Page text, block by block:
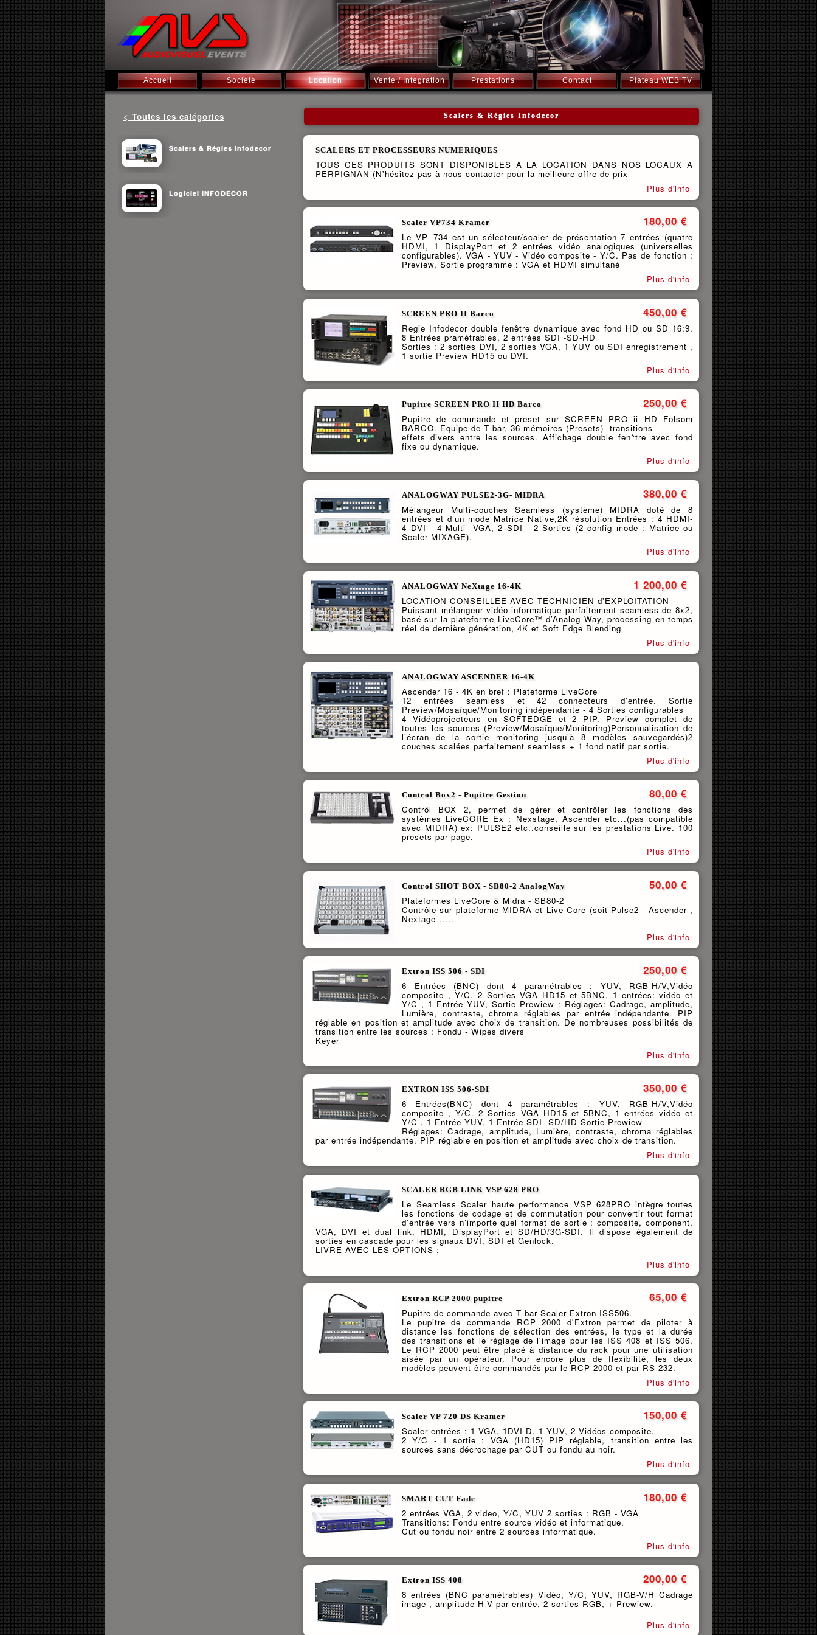
Accueil Société Location Vente / Intégration Prestations Contact Plateau WEB TV
< Toutes les catégories
Scalers & Régies Infodecor
Logiciel INFODECOR
Scalers & Régies Infodecor
SCALERS ET PROCESSEURS NUMERIQUES
TOUS CES PRODUITS SONT DISPONIBLES A LA LOCATION DANS NOS LOCAUX A
PERPIGNAN (N'hésitez pas à nous contacter pour la meilleure offre de prix
Plus d'info
180,00 €
Scaler VP734 Kramer
Le VP−734 est un sélecteur/scaler de présentation 7 entrées (quatre
HDMI, 1 DisplayPort et 2 entrées vidéo analogiques (universelles
configurables). VGA - YUV - Vidéo composite - Y/C. Pas de fonction :
Preview, Sortie programme : VGA et HDMI simultané
Plus d'info
450,00 €
SCREEN PRO II Barco
Regie Infodecor double fenêtre dynamique avec fond HD ou SD 16:9.
8 Entrées pramétrables, 2 entrées SDI -SD-HD
Sorties : 2 sorties DVI, 2 sorties VGA, 1 YUV ou SDI enregistrement ,
1 sortie Preview HD15 ou DVI.
Plus d'info
250,00 €
Pupitre SCREEN PRO II HD Barco
Pupitre de commande et preset sur SCREEN PRO ii HD Folsom
BARCO. Equipe de T bar, 36 mémoires (Presets)- transitions
effets divers entre les sources. Affichage double fen^tre avec fond
fixe ou dynamique.
Plus d'info
380,00 €
ANALOGWAY PULSE2-3G- MIDRA
Mélangeur Multi-couches Seamless (système) MIDRA doté de 8
entrées et d’un mode Matrice Native,2K résolution Entrées : 4 HDMI-
4 DVI - 4 Multi- VGA, 2 SDI - 2 Sorties (2 config mode : Matrice ou
Scaler MIXAGE).
Plus d'info
1 200,00 €
ANALOGWAY NeXtage 16-4K
LOCATION CONSEILLEE AVEC TECHNICIEN d'EXPLOITATION
Puissant mélangeur vidéo-informatique parfaitement seamless de 8x2,
basé sur la plateforme LiveCore™ d’Analog Way, processing en temps
réel de dernière génération, 4K et Soft Edge Blending
Plus d'info
ANALOGWAY ASCENDER 16-4K
Ascender 16 - 4K en bref : Plateforme LiveCore
12 entrées seamless et 42 connecteurs d'entrée. Sortie
Preview/Mosaïque/Monitoring indépendante - 4 Sorties configurables
4 Vidéoprojecteurs en SOFTEDGE et 2 PIP. Preview complet de
toutes les sources (Preview/Mosaïque/Monitoring)Personnalisation de
l’écran de la sortie monitoring jusqu’à 8 modèles sauvegardés)2
couches scalées parfaitement seamless + 1 fond natif par sortie.
Plus d'info
80,00 €
Control Box2 - Pupitre Gestion
Contrôl BOX 2, permet de gérer et contrôler les fonctions des
systèmes LiveCORE Ex : Nexstage, Ascender etc...(pas compatible
avec MIDRA) ex: PULSE2 etc..conseille sur les prestations Live. 100
presets par page.
Plus d'info
50,00 €
Control SHOT BOX - SB80-2 AnalogWay
Plateformes LiveCore & Midra - SB80-2
Contrôle sur plateforme MIDRA et Live Core (soit Pulse2 - Ascender ,
Nextage .....
Plus d'info
250,00 €
Extron ISS 506 - SDI
6 Entrées (BNC) dont 4 paramétrables : YUV, RGB-H/V,Vidéo
composite , Y/C. 2 Sorties VGA HD15 et 5BNC, 1 entrées: vidéo et
Y/C , 1 Entrée YUV, Sortie Prewiew : Réglages: Cadrage, amplitude,
Lumière, contraste, chroma réglables par entrée indépendante. PIP
réglable en position et amplitude avec choix de transition. De nombreuses possibilités de
transition entre les sources : Fondu - Wipes divers
Keyer
Plus d'info
350,00 €
EXTRON ISS 506-SDI
6 Entrées(BNC) dont 4 paramétrables : YUV, RGB-H/V,Vidéo
composite , Y/C. 2 Sorties VGA HD15 et 5BNC, 1 entrées vidéo et
Y/C , 1 Entrée YUV, 1 Entrée SDI -SD/HD Sortie Prewiew
Réglages: Cadrage, amplitude, Lumière, contraste, chroma réglables
par entrée indépendante. PIP réglable en position et amplitude avec choix de transition.
Plus d'info
SCALER RGB LINK VSP 628 PRO
Le Seamless Scaler haute performance VSP 628PRO intègre toutes
les fonctions de codage et de commutation pour convertir tout format
d’entrée vers n’importe quel format de sortie : composite, component,
VGA, DVI et dual link, HDMI, DisplayPort et SD/HD/3G-SDI. Il dispose également de
sorties en cascade pour les signaux DVI, SDI et Genlock.
LIVRE AVEC LES OPTIONS :
Plus d'info
65,00 €
Extron RCP 2000 pupitre
Pupitre de commande avec T bar Scaler Extron ISS506.
Le pupitre de commande RCP 2000 d'Extron permet de piloter à
distance les fonctions de sélection des entrées, le type et la durée
des transitions et le réglage de l'image pour les ISS 408 et ISS 506.
Le RCP 2000 peut être placé à distance du rack pour une utilisation
aisée par un opérateur. Pour encore plus de flexibilité, les deux
modèles peuvent être commandés par le RCP 2000 et par RS-232.
Plus d'info
150,00 €
Scaler VP 720 DS Kramer
Scaler entrées : 1 VGA, 1DVI-D, 1 YUV, 2 Vidéos composite,
2 Y/C - 1 sortie : VGA (HD15) PIP réglable, transition entre les
sources sans décrochage par CUT ou fondu au noir.
Plus d'info
180,00 €
SMART CUT Fade
2 entrées VGA, 2 video, Y/C, YUV 2 sorties : RGB - VGA
Transitions: Fondu entre source vidéo et informatique.
Cut ou fondu noir entre 2 sources informatique.
Plus d'info
200,00 €
Extron ISS 408
8 entrées (BNC paramétrables) Vidéo, Y/C, YUV, RGB-V/H Cadrage
image , amplitude H-V par entrée, 2 sorties RGB, + Prewiew.
Plus d'info